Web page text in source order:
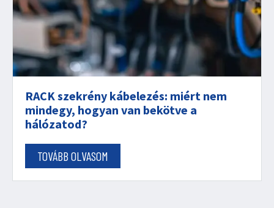
RACK szekrény kábelezés: miért nem
mindegy, hogyan van bekötve a
hálózatod?
TOVÁBB OLVASOM